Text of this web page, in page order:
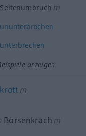
Seitenumbruch m
ununterbrochen
unterbrechen
anzeigen
m
Börsenkrach m